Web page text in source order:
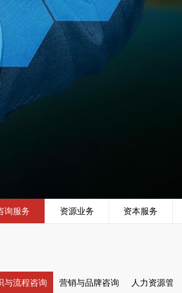
询服务 资源业务 资本服务
与流程咨询 营销与品牌咨询 人力资源管